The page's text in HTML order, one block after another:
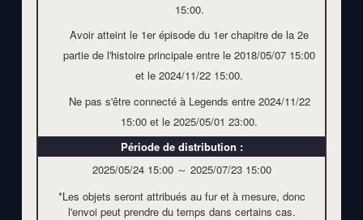
15:00.
Avoir atteint le 1er épisode du 1er chapitre de la 2e
partie de l'histoire principale entre le2018/05/07 15:00
et le2024/11/22 15:00.
Ne pas s'être connecté à Legends entre 2024/11/22
15:00 et le2025/05/01 23:00.
Période de distribution :
2025/05/24 15:00～ 2025/07/23 15:00
*Les objets seront attribués au fur et à mesure, donc
l'envoi peut prendre du temps dans certains cas.